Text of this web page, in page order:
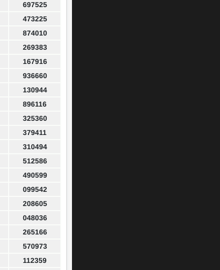
697525
473225
874010
269383
167916
936660
130944
896116
325360
379411
310494
512586
490599
099542
208605
048036
265166
570973
112359